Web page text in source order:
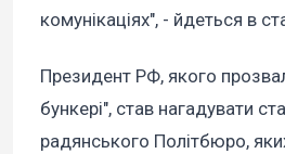
комунікаціях", - йдеться в
Президент РФ, якого
бункері", став нагадувати
радянського Політбюро,